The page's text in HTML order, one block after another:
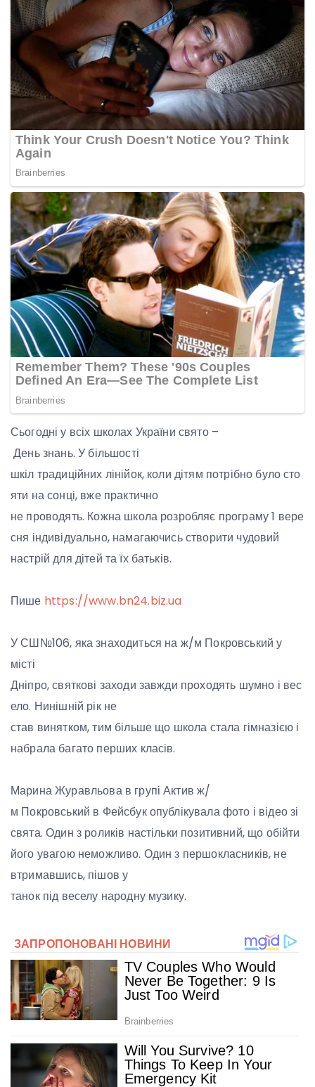
Сьогодні у всіх школах України свято –
День знань. У більшості
шкіл традиційних лінійок, коли дітям потрібно було сто
яти на сонці, вже практично
не проводять. Кожна школа розробляє програму 1 вере
сня індивідуально, намагаючись створити чудовий
настрій для дітей та їх батьків.
Пише https://www.bn24.biz.ua
У СШ№106, яка знаходиться на ж/м Покровський у
місті
Дніпро, святкові заходи завжди проходять шумно і вес
ело. Нинішній рік не
став винятком, тим більше що школа стала гімназією і
набрала багато перших класів.
Марина Журавльова в групі Актив ж/
м Покровський в Фейсбук опублікувала фото і відео зі
свята. Один з роликів настільки позитивний, що обійти
його увагою неможливо. Один з першокласників, не
втримавшись, пішов у
танок під веселу народну музику.